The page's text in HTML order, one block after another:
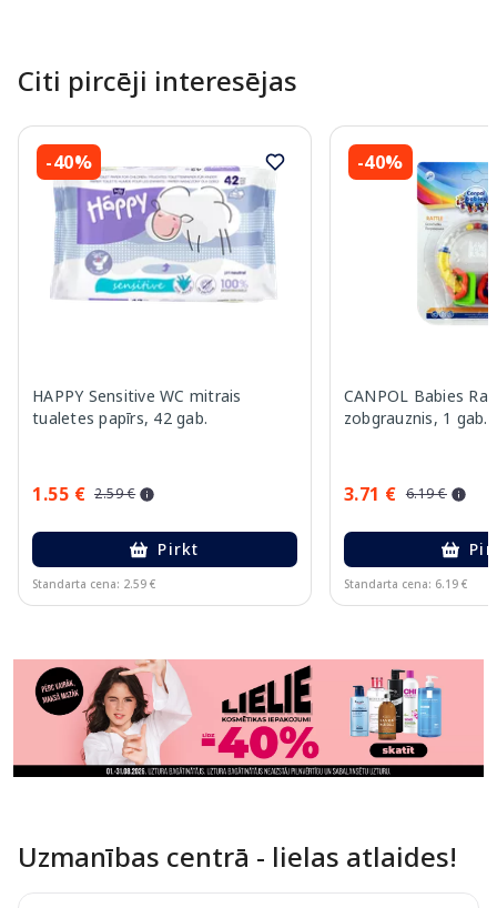
Citi pircēji interesējas
-40%
HAPPY Sensitive WC mitrais
tualetes papīrs, 42 gab.
1.55 € 2.59 €
Pirkt
Standarta cena: 2.59 €
-40%
CANPOL Babies
zobgrauznis, 1 gab.
3.71 € 6.19 €
Standarta cena: 6.19 €
Uzmanības centrā - lielas atlaides!